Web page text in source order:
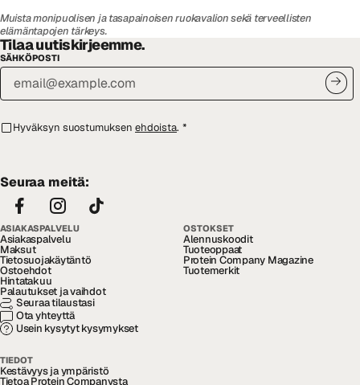
Muista monipuolisen ja tasapainoisen ruokavalion sekä terveellisten
elämäntapojen tärkeys.
Tilaa uutiskirjeemme.
SÄHKÖPOSTI
Hyväksyn suostumuksen ehdoista. *
Seuraa meitä:
ASIAKASPALVELU
Asiakaspalvelu
Maksut
Tietosuojakäytäntö
Ostoehdot
Hintatakuu
Palautukset ja vaihdot
Seuraa tilaustasi
Ota yhteyttä
Usein kysytyt kysymykset
OSTOKSET
Alennuskoodit
Tuoteoppaat
Protein Company Magazine
Tuotemerkit
TIEDOT
Kestävyys ja ympäristö
Tietoa Protein Companysta